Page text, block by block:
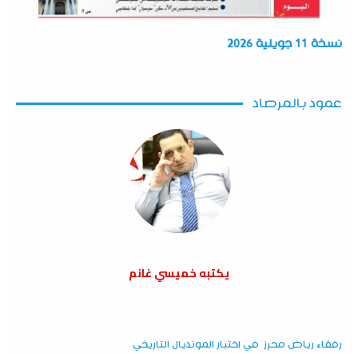
نسخة 11 جويلية 2026
عمود بالمرصاد
يكتبه خميسي غانم
رفقاء رياض محرز في اختبار المونديال التاريخي